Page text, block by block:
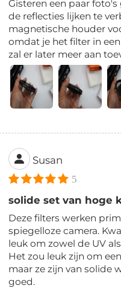
Gisteren een paar
de reflecties lijken te
magnetische houder
omdat je het filter in
zal er later meer aan
Susan
5
solide set van hoge
Deze filters werken
spiegelloze camera.
leuk om zowel de UV
Het zou leuk zijn om
maar ze zijn van solide
goed.